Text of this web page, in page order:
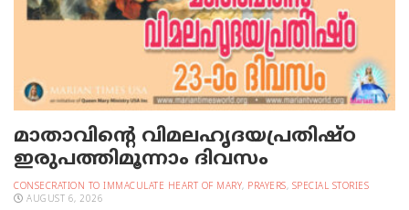
മാതാവിന്റെ വിമലഹൃദയപ്രതിഷ്ഠ
ഇരുപത്തിമൂന്നാം ദിവസം
CONSECRATION TO IMMACULATE HEART OF MARY, PRAYERS, SPECIAL STORIES
AUGUST 6, 2026